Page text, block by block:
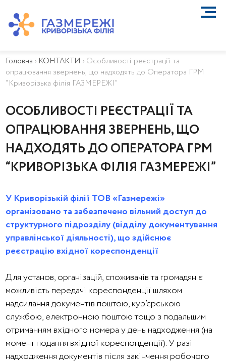
ПРО КОМПАНІЮ
ВАЖЛИВА ІНФОРМАЦІЯ
КОНТАКТИ
ПРИЄДНАННЯ
Біометан
КГУ
ОСОБИСТИЙ КАБІНЕТ
Головна › КОНТАКТИ › Особливості реєстрації та
опрацювання звернень, що надходять до Оператора ГРМ
“Криворізька філія ГАЗМЕРЕЖІ”
ОСОБЛИВОСТІ РЕЄСТРАЦІЇ ТА
ОПРАЦЮВАННЯ ЗВЕРНЕНЬ, ЩО
НАДХОДЯТЬ ДО ОПЕРАТОРА ГРМ
“КРИВОРІЗЬКА ФІЛІЯ ГАЗМЕРЕЖІ”
У Криворізькій філії ТОВ «Газмережі»
організовано та забезпечено вільний доступ до
структурного підрозділу (відділу документування
управлінської діяльності), що здійснює
реєстрацію вхідної кореспонденції
Для установ, організацій, споживачів та громадян є
можливість передачі кореспонденції шляхом
надсилання документів поштою, кур’єрською
службою, електронною поштою тощо з подальшим
отриманням вхідного номера у день надходження (на
момент подання вхідної кореспонденції). У разі
надходження документів після закінчення робочого